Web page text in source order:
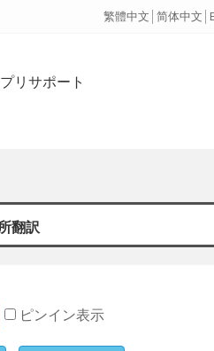
繁體中文 简体中文
リサポート
翻訳
ピンイン表示